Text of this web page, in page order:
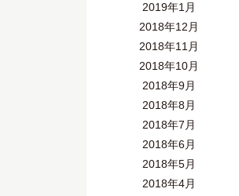
2019年1月
2018年12月
2018年11月
2018年10月
2018年9月
2018年8月
2018年7月
2018年6月
2018年5月
2018年4月